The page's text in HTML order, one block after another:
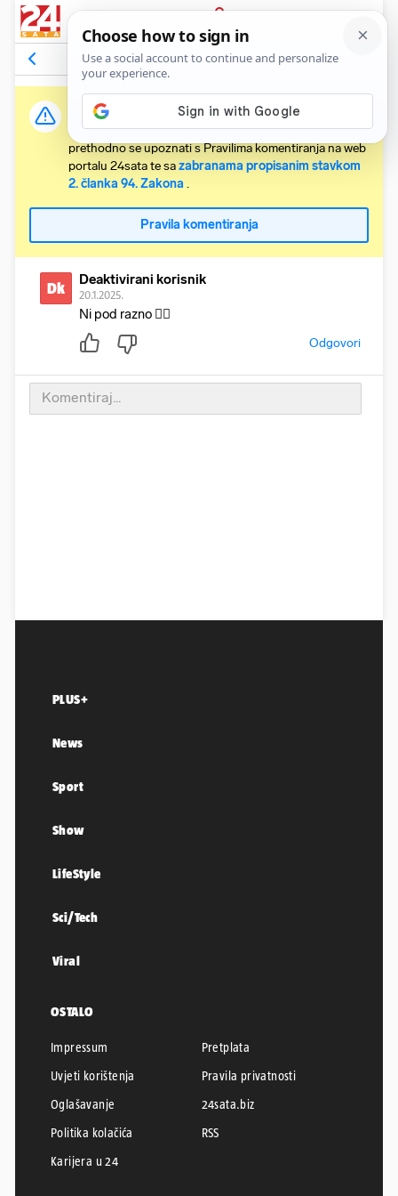
PRIJAVA
Komentari1 Relevantni
Važna obavijest:
Svaki korisnik koji želi komentirati članke obvezan je
prethodno se upoznati s Pravilima komentiranja na web
portalu 24sata te sazabranama propisanim stavkom
2. članka 94. Zakona .
Pravila komentiranja
Dk Deaktivirani korisnik
20.1.2025.
Ni pod razno 🤷‍♀️
Odgovori
PLUS+
News
Sport
Show
LifeStyle
Sci/Tech
Viral
OSTALO
Impressum
Pretplata
Uvjeti korištenja
Pravila privatnosti
Oglašavanje
24sata.biz
Politika kolačića
RSS
Karijera u 24